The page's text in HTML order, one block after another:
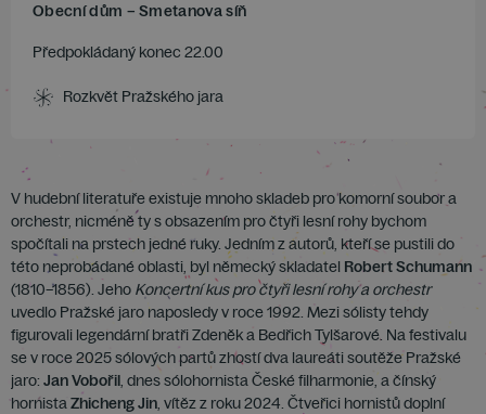
Obecní dům – Smetanova síň
Předpokládaný konec 22.00
Rozkvět Pražského jara
V hudební literatuře existuje mnoho skladeb pro komorní soubor a
orchestr, nicméně ty s obsazením pro čtyři lesní rohy bychom
spočítali na prstech jedné ruky. Jedním z autorů, kteří se pustili do
této neprobádané oblasti, byl německý skladatel Robert Schumann
(1810–1856). Jeho Koncertní kus pro čtyři lesní rohy a orchestr
uvedlo Pražské jaro naposledy v roce 1992. Mezi sólisty tehdy
figurovali legendární bratři Zdeněk a Bedřich Tylšarové. Na festivalu
se v roce 2025 sólových partů zhostí dva laureáti soutěže Pražské
jaro: Jan Vobořil, dnes sólohornista České filharmonie, a čínský
hornistaZhicheng Jin, vítěz z roku 2024. Čtveřici hornistů doplní